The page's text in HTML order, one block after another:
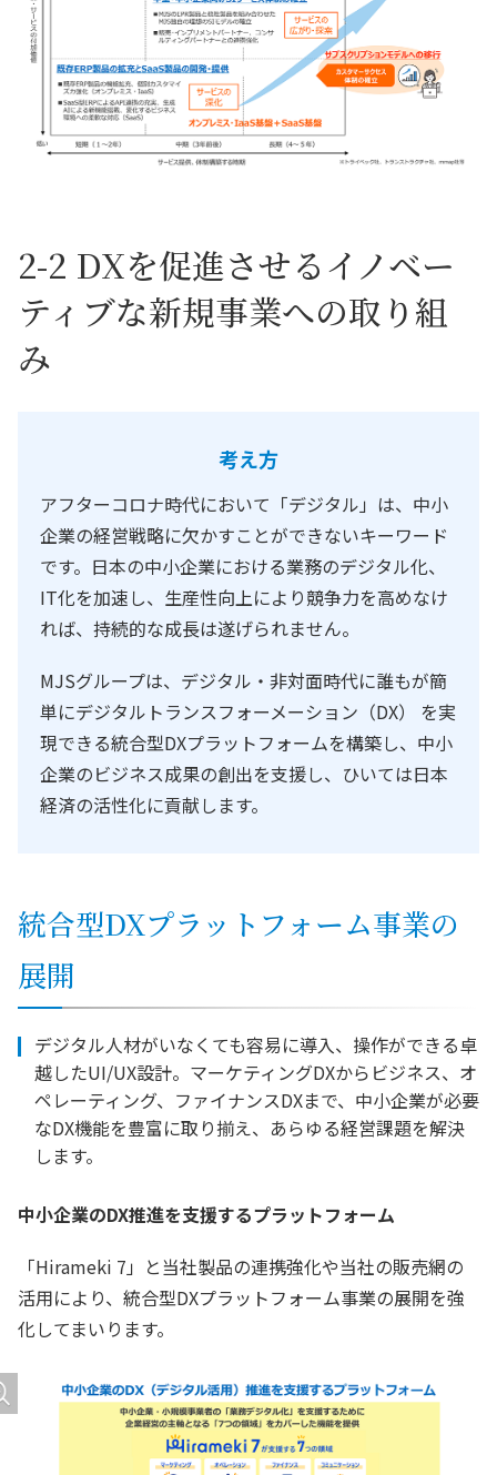
2-2 DXを促進させるイノベー
ティブな新規事業への取り組
み
考え方
アフターコロナ時代において「デジタル」は、中小
企業の経営戦略に欠かすことができないキーワード
です。日本の中小企業における業務のデジタル化、
IT化を加速し、生産性向上により競争力を高めなけ
れば、持続的な成長は遂げられません。
MJSグループは、デジタル・非対面時代に誰もが簡
単にデジタルトランスフォーメーション（DX） を実
現できる統合型DXプラットフォームを構築し、中小
企業のビジネス成果の創出を支援し、ひいては日本
経済の活性化に貢献します。
統合型DXプラットフォーム事業の
展開
デジタル人材がいなくても容易に導入、操作ができる卓
越したUI/UX設計。マーケティングDXからビジネス、オ
ペレーティング、ファイナンスDXまで、中小企業が必要
なDX機能を豊富に取り揃え、あらゆる経営課題を解決
します。
中小企業のDX推進を支援するプラットフォーム
「Hirameki 7」と当社製品の連携強化や当社の販売網の
活用により、統合型DXプラットフォーム事業の展開を強
化してまいります。